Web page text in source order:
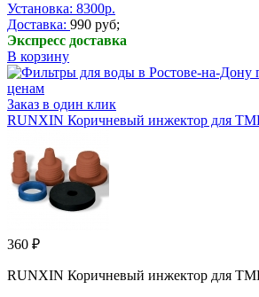
Установка: 8300р.
Доставка: 990 руб;
Экспресс доставка
В корзину
Заказ в один клик
RUNXIN Коричневый инжектор для
360 ₽
RUNXIN Коричневый инжектор для